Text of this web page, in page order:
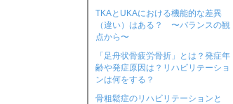
TKAとUKAにおける機能的な差異
（違い）はある？ 〜バランスの観
点から〜
「足舟状骨疲労骨折」とは？発症年
齢や発症原因は？リハビリテーショ
ンは何をする？
骨粗鬆症のリハビリテーションと